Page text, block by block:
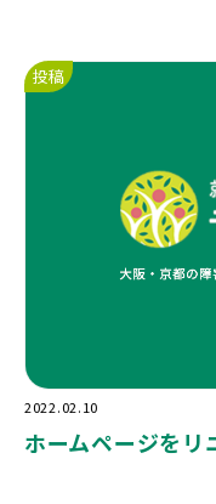
投稿
2022.02.10
ホームページをリ